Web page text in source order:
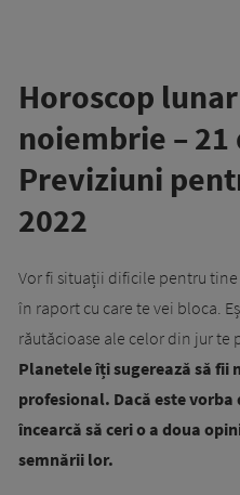
Horoscop lunar
noiembrie –
Previziuni
2022
Vor fi situații dificile pentru
în raport cu care te vei bloca.
răutăcioase ale celor din jur te
Planetele îți sugerează să fii
profesional. Dacă este
încearcă să ceri o a doua
semnării lor.